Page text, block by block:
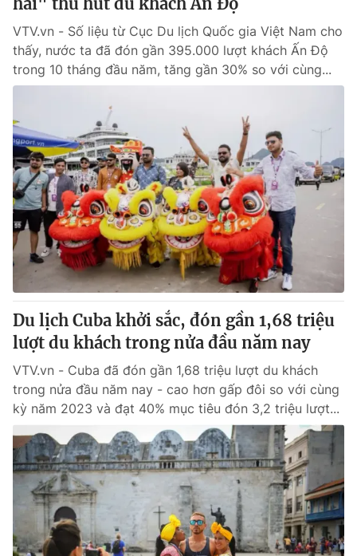
Hậu trường
Nhân vật
Giải sao mai
Giải trí
Điện ảnh
Sao
Đời sống
Làm đẹp
Chất lượng cuộc sống
Giáo dục
Tuyển sinh
Học trực tuyến
Công nghệ
Hitech Công nghệ tương lai
Sản phẩm
Thị trường
Tư vấn
Giao lưu trực tuyến
Lịch phát sóng
Chuyên mục khác
Emagazine Podcast
Photo Infographic
Video Shorts video
VTV Money VTV Thể thao
VTV Sức khoẻ Bất động sản
VTV.vn - Số liệu từ Cục Du lịch Quốc gia Việt Nam cho
thấy, nước ta đã đón gần 395.000 lượt khách Ấn Độ
trong 10 tháng đầu năm, tăng gần 30% so với cùng...
Du lịch Cuba khởi sắc, đón gần 1,68 triệu
lượt du khách trong nửa đầu năm nay
VTV.vn - Cuba đã đón gần 1,68 triệu lượt du khách
trong nửa đầu năm nay - cao hơn gấp đôi so với cùng
kỳ năm 2023 và đạt 40% mục tiêu đón 3,2 triệu lượt...